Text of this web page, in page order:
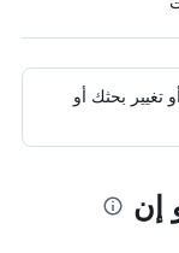
تغيير بحثك أو
إن